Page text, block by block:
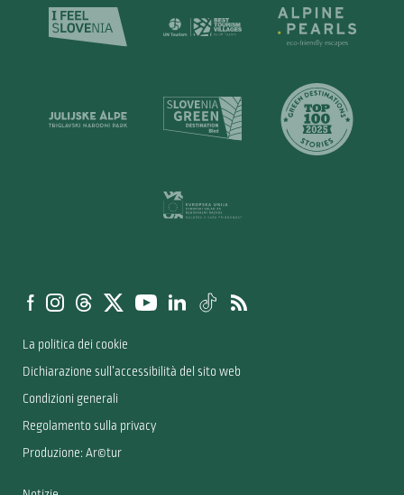
La politica dei cookie
Dichiarazione sull’accessibilità del sito web
Condizioni generali
Regolamento sulla privacy
Produzione: Ar©tur